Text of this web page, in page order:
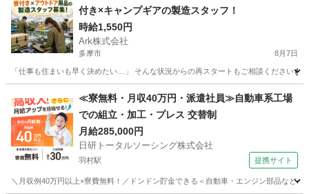
付き×キャンプギアの製造スタッフ！
時給1,550円
Ark株式会社
多摩市 8月7日
「仕事も住まいも早く決めたい…」 そんな状況からの再スタートもご相談ください
工場 スタッフ
≪寮無料・月収40万円・派遣社員≫自動車系工場
での組立・加工・プレス 交替制
月給285,000円
日研トータルソーシング株式会社
羽村駅 提携サイト
＼月収例40万円以上×寮費無料！／ドンドン貯金できる＜自動車・エンジン部品など